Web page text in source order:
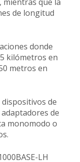
de longitud
donde
kilómetros en
metros en
de
de
monomodo o
LH